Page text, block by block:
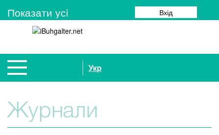
Показати усi Вхід
Укр
Журнали